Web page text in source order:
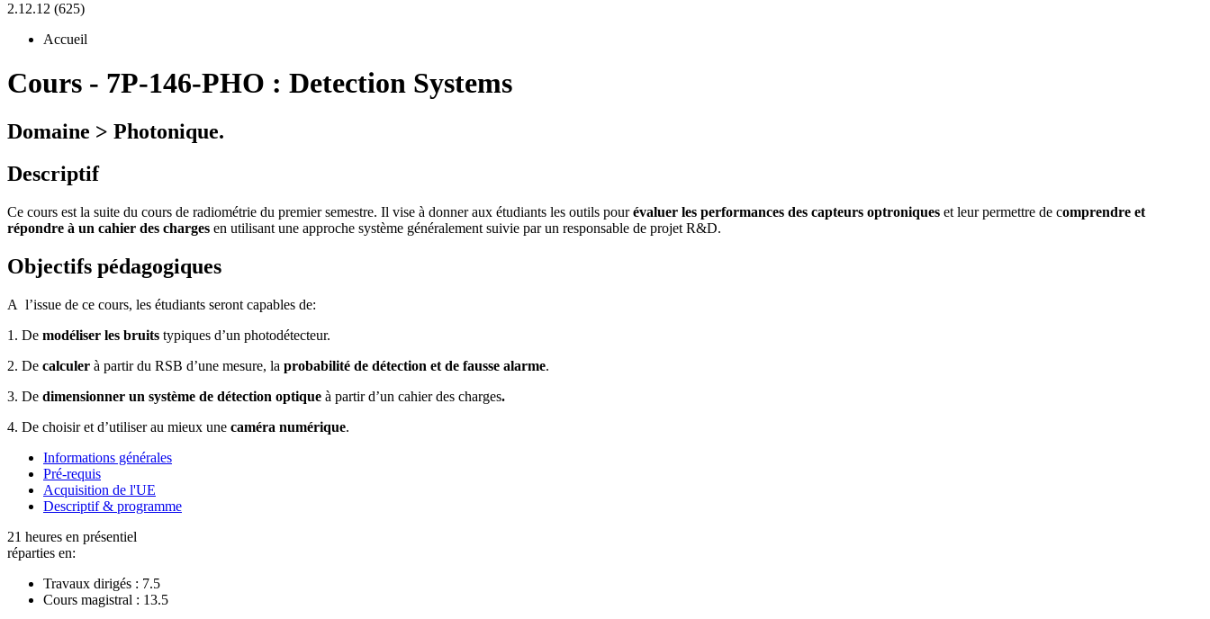
2.12.12 (625)
Accueil
Cours - 7P-146-PHO : Detection Systems
Domaine > Photonique.
Descriptif
Ce cours est la suite du cours de radiométrie du premier semestre. Il vise à donner aux étudiants les outils pourévaluer les performances des capteurs optroniques et leur permettre de comprendre et
répondre à un cahier des charges en utilisant une approche système généralement suivie par un responsable de projet R&D.
Objectifs pédagogiques
A l’issue de ce cours, les étudiants seront capables de:
1. De modéliser les bruits typiques d’un photodétecteur.
2. De calculer à partir du RSB d’une mesure, la probabilité de détection et de fausse alarme.
3. De dimensionner un système de détection optique à partir d’un cahier des charges.
4. De choisir et d’utiliser au mieux une caméra numérique.
Informations générales
Pré-requis
Acquisition de l'UE
Descriptif & programme
21 heures en présentiel
réparties en:
Travaux dirigés : 7.5
Cours magistral : 13.5